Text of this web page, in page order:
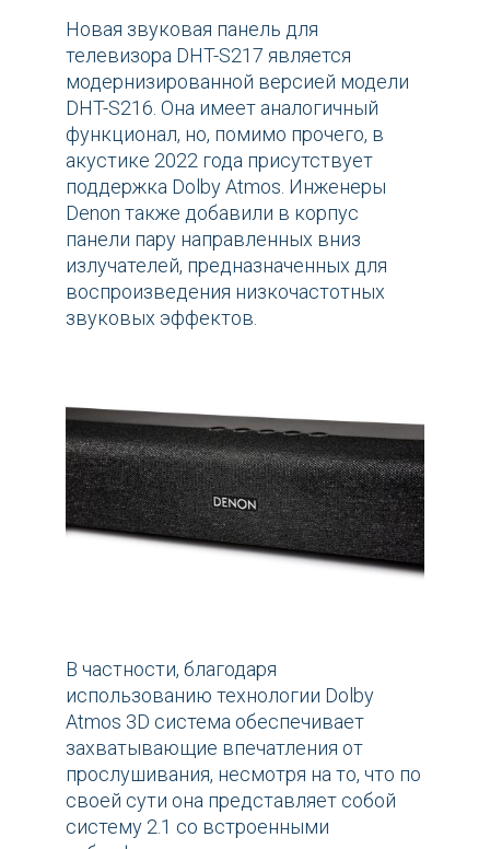
Новая звуковая панель для
телевизора DHT-S217 является
модернизированной версией модели
DHT-S216. Она имеет аналогичный
функционал, но, помимо прочего, в
акустике 2022 года присутствует
поддержка Dolby Atmos. Инженеры
Denon также добавили в корпус
панели пару направленных вниз
излучателей, предназначенных для
воспроизведения низкочастотных
звуковых эффектов.
В частности, благодаря
использованию технологии Dolby
Atmos 3D система обеспечивает
захватывающие впечатления от
прослушивания, несмотря на то, что по
своей сути она представляет собой
систему 2.1 со встроенными